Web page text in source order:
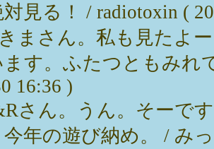
見る！ / radiotoxin (
まさん。私も見たよ
ます。ふたつともみれ
16:36 )
さん。うん。そーで
今年の遊び納め。 / み